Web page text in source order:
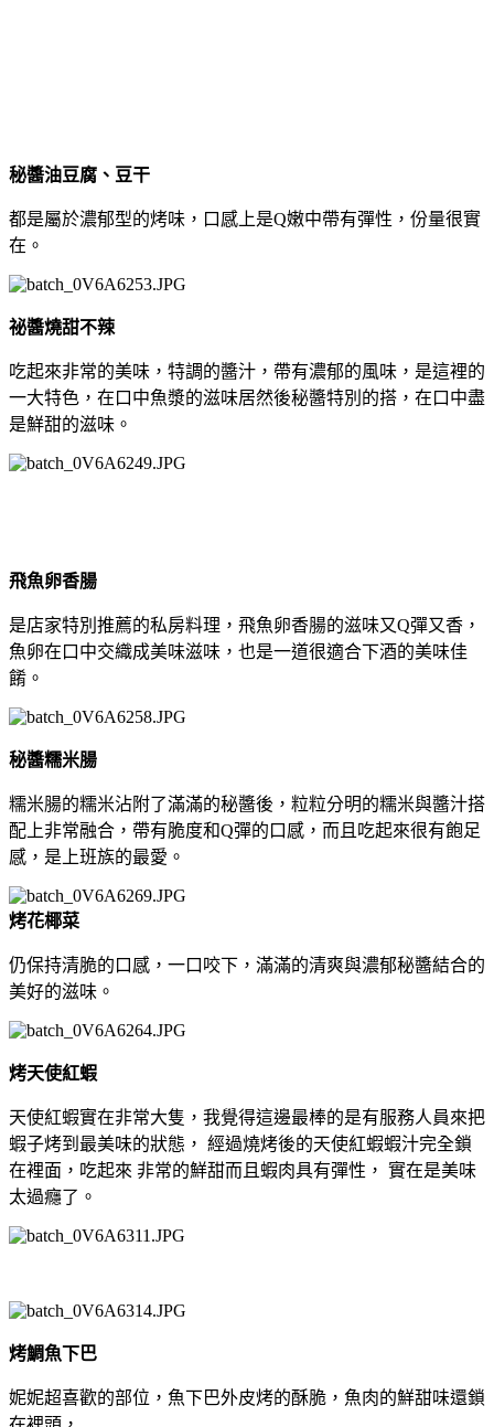
秘醬油豆腐、豆干
都是屬於濃郁型的烤味，口感上是Q嫩中帶有彈性，份量很實
在。
祕醬燒甜不辣
吃起來非常的美味，特調的醬汁，帶有濃郁的風味，是這裡的
一大特色，在口中魚漿的滋味居然後秘醬特別的搭，在口中盡
是鮮甜的滋味。
飛魚卵香腸
是店家特別推薦的私房料理，飛魚卵香腸的滋味又Q彈又香，
魚卵在口中交織成美味滋味，也是一道很適合下酒的美味佳
餚。
秘醬糯米腸
糯米腸的糯米沾附了滿滿的秘醬後，粒粒分明的糯米與醬汁搭
配上非常融合，帶有脆度和Q彈的口感，而且吃起來很有飽足
感，是上班族的最愛。
烤花椰菜
仍保持清脆的口感，一口咬下，滿滿的清爽與濃郁秘醬結合的
美好的滋味。
烤天使紅蝦
天使紅蝦實在非常大隻，我覺得這邊最棒的是有服務人員來把
蝦子烤到最美味的狀態， 經過燒烤後的天使紅蝦蝦汁完全鎖
在裡面，吃起來 非常的鮮甜而且蝦肉具有彈性， 實在是美味
太過癮了。
烤鯛魚下巴
妮妮超喜歡的部位，魚下巴外皮烤的酥脆，魚肉的鮮甜味還鎖